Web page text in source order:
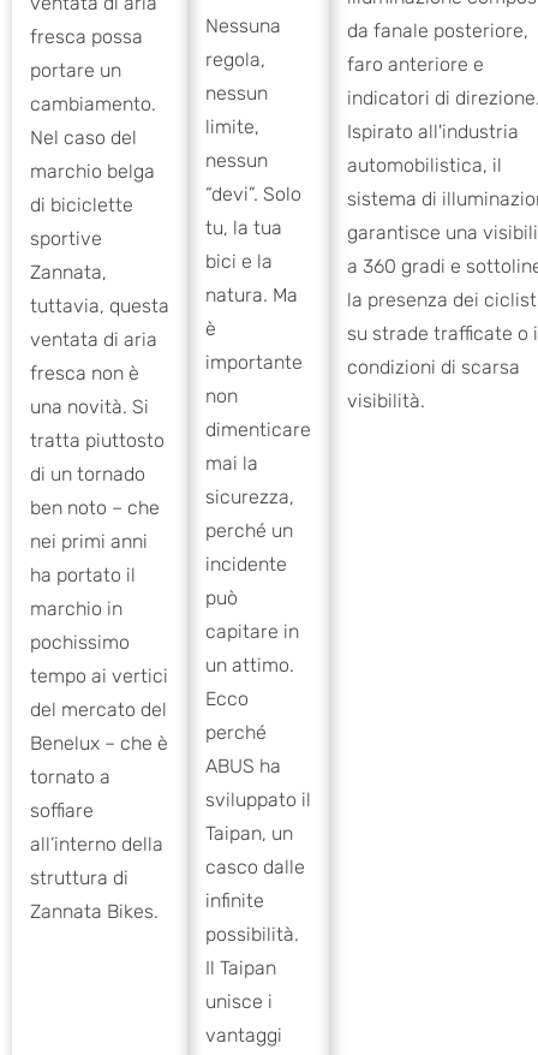
fresca possa
portare un
cambiamento.
Nel caso del
marchio belga
di biciclette
sportive
Zannata,
tuttavia, questa
ventata di aria
fresca non è
una novità. Si
tratta piuttosto
di un tornado
ben noto – che
nei primi anni
ha portato il
marchio in
pochissimo
tempo ai vertici
del mercato del
Benelux – che è
tornato a
soffiare
all’interno della
struttura di
Zannata Bikes.
Nessuna
regola,
nessun
limite,
nessun
“devi”. Solo
tu, la tua
bici e la
natura. Ma
è
importante
non
dimenticare
mai la
sicurezza,
perché un
incidente
può
capitare in
un attimo.
Ecco
perché
ABUS ha
sviluppato il
Taipan, un
casco dalle
infinite
possibilità.
Il Taipan
unisce i
vantaggi
da fanale posteriore,
faro anteriore e
indicatori di
Ispirato all'industria
automobilistica, il
sistema di
garantisce una
a 360 gradi e
la presenza dei
su strade trafficate o
condizioni di scarsa
visibilità.